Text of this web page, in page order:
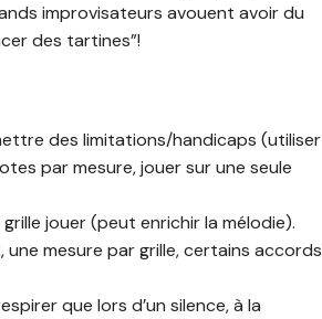
improvisateurs avouent avoir du
des tartines”!
des limitations/handicaps (utiliser
par mesure, jouer sur une seule
jouer (peut enrichir la mélodie).
mesure par grille, certains accords
que lors d’un silence, à la